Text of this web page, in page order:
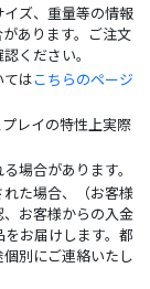
ズ、重量等の情報
あります。ご注文
ください。
はこちらのページ
レイの特性上実際
場合があります。
た場合、（お客様
お客様からの入金
お届けします。都
別にご連絡いたし